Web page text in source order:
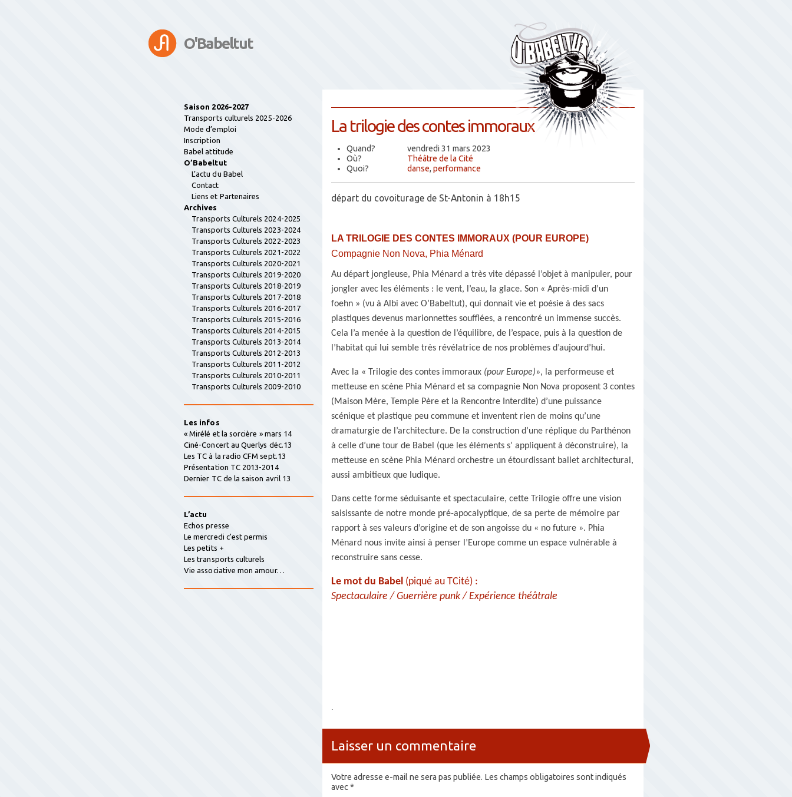
O'Babeltut
La trilogie des contes immoraux
Quand?
vendredi 31 mars 2023
Où?
Théâtre de la Cité
Quoi?
danse, performance
départ du covoiturage de St-Antonin à 18h15
LA TRILOGIE DES CONTES IMMORAUX (POUR EUROPE)
Compagnie Non Nova, Phia Ménard
Au départ jongleuse, Phia Ménard a très vite dépassé l’objet à manipuler, pour
jongler avec les éléments : le vent, l’eau, la glace. Son « Après-midi d’un
foehn » (vu à Albi avec O’Babeltut), qui donnait vie et poésie à des sacs
plastiques devenus marionnettes soufflées, a rencontré un immense succès.
Cela l’a menée à la question de l’équilibre, de l’espace, puis à la question de
l’habitat qui lui semble très révélatrice de nos problèmes d’aujourd’hui.
Avec la « Trilogie des contes immoraux (pour Europe)», la performeuse et
metteuse en scène Phia Ménard et sa compagnie Non Nova proposent 3 contes
(Maison Mère, Temple Père et la Rencontre Interdite) d’une puissance
scénique et plastique peu commune et inventent rien de moins qu’une
dramaturgie de l’architecture. De la construction d’une réplique du Parthénon
à celle d’une tour de Babel (que les éléments s’ appliquent à déconstruire), la
metteuse en scène Phia Ménard orchestre un étourdissant ballet architectural,
aussi ambitieux que ludique.
Dans cette forme séduisante et spectaculaire, cette Trilogie offre une vision
saisissante de notre monde pré-apocalyptique, de sa perte de mémoire par
rapport à ses valeurs d’origine et de son angoisse du « no future ». Phia
Ménard nous invite ainsi à penser l’Europe comme un espace vulnérable à
reconstruire sans cesse.
Le mot du Babel (piqué au TCité) :
Spectaculaire / Guerrière punk / Expérience théâtrale
Laisser un commentaire
Votre adresse e-mail ne sera pas publiée. Les champs obligatoires sont indiqués
avec *
Saison 2026-2027
Transports culturels 2025-2026
Mode d’emploi
Inscription
Babel attitude
O’Babeltut
L’actu du Babel
Contact
Liens et Partenaires
Archives
Transports Culturels 2024-2025
Transports Culturels 2023-2024
Transports Culturels 2022-2023
Transports Culturels 2021-2022
Transports Culturels 2020-2021
Transports Culturels 2019-2020
Transports Culturels 2018-2019
Transports Culturels 2017-2018
Transports Culturels 2016-2017
Transports Culturels 2015-2016
Transports Culturels 2014-2015
Transports Culturels 2013-2014
Transports Culturels 2012-2013
Transports Culturels 2011-2012
Transports Culturels 2010-2011
Transports Culturels 2009-2010
Les infos
« Mirélé et la sorcière » mars 14
Ciné-Concert au Querlys déc.13
Les TC à la radio CFM sept.13
Présentation TC 2013-2014
Dernier TC de la saison avril 13
L’actu
Echos presse
Le mercredi c'est permis
Les petits +
Les transports culturels
Vie associative mon amour…